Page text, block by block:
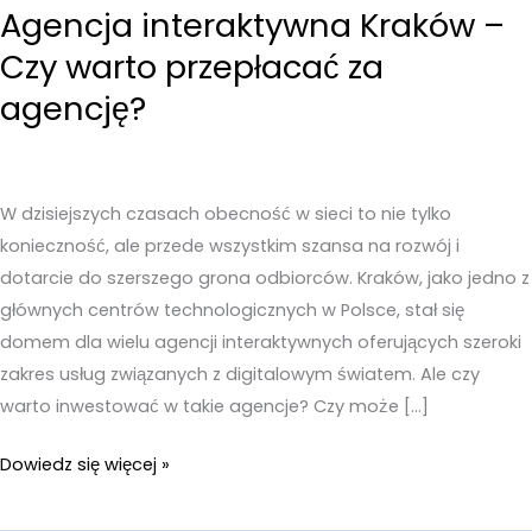
Agencja interaktywna Kraków –
Czy warto przepłacać za
agencję?
W dzisiejszych czasach obecność w sieci to nie tylko
konieczność, ale przede wszystkim szansa na rozwój i
dotarcie do szerszego grona odbiorców. Kraków, jako jedno z
głównych centrów technologicznych w Polsce, stał się
domem dla wielu agencji interaktywnych oferujących szeroki
zakres usług związanych z digitalowym światem. Ale czy
warto inwestować w takie agencje? Czy może […]
Agencja
Dowiedz się więcej »